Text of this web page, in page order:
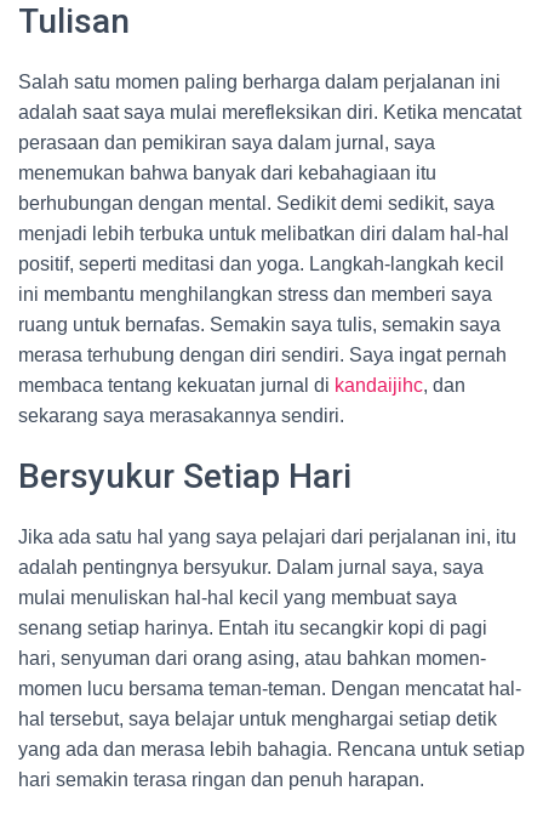
Tulisan
Salah satu momen paling berharga dalam perjalanan ini
adalah saat saya mulai merefleksikan diri. Ketika mencatat
perasaan dan pemikiran saya dalam jurnal, saya
menemukan bahwa banyak dari kebahagiaan itu
berhubungan dengan mental. Sedikit demi sedikit, saya
menjadi lebih terbuka untuk melibatkan diri dalam hal-hal
positif, seperti meditasi dan yoga. Langkah-langkah kecil
ini membantu menghilangkan stress dan memberi saya
ruang untuk bernafas. Semakin saya tulis, semakin saya
merasa terhubung dengan diri sendiri. Saya ingat pernah
membaca tentang kekuatan jurnal di kandaijihc, dan
sekarang saya merasakannya sendiri.
Bersyukur Setiap Hari
Jika ada satu hal yang saya pelajari dari perjalanan ini, itu
adalah pentingnya bersyukur. Dalam jurnal saya, saya
mulai menuliskan hal-hal kecil yang membuat saya
senang setiap harinya. Entah itu secangkir kopi di pagi
hari, senyuman dari orang asing, atau bahkan momen-
momen lucu bersama teman-teman. Dengan mencatat hal-
hal tersebut, saya belajar untuk menghargai setiap detik
yang ada dan merasa lebih bahagia. Rencana untuk setiap
hari semakin terasa ringan dan penuh harapan.